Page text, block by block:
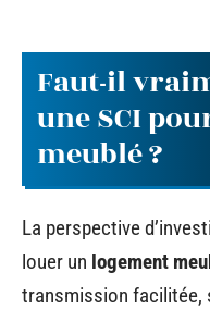
Faut-il
une SCI
meublé ?
La perspective
louer un logement
transmission facilitée,